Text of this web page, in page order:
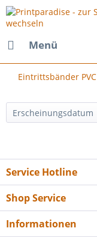
Menü
Eintrittsbänder PVC
Service Hotline
Shop Service
Informationen